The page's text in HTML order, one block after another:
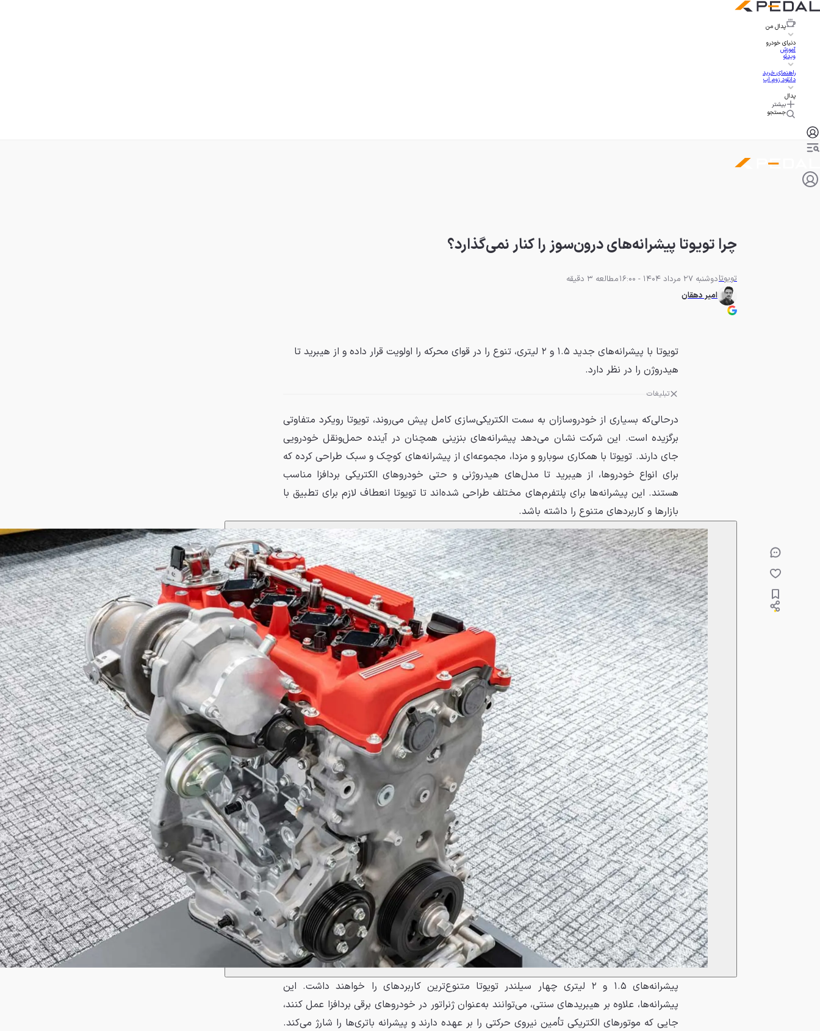
پدال من
دنیای خودرو
آموزش
ویدئو
راهنمای خرید
دانلود زوم اپ
پدال
بیشتر
جستجو
چرا تویوتا پیشرانه‌های درون‌سوز را کنار نمی‌گذارد؟
تویوتادوشنبه 27 مرداد 1404 - 16:00
مطالعه 3 دقیقه
امیر دهقان
تویوتا با پیشرانه‌های جدید ۱.۵ و ۲ لیتری، تنوع را در قوای محرکه را اولویت قرار داده و از هیبرید تا
هیدروژن را در نظر دارد.
تبلیغات
درحالی‌که بسیاری از خودروسازان به سمت الکتریکی‌سازی کامل پیش می‌روند، تویوتا رویکرد متفاوتی
برگزیده است. این شرکت نشان می‌دهد پیشرانه‌های بنزینی همچنان در آینده حمل‌ونقل خودرویی
جای دارند. تویوتا با همکاری سوبارو و مزدا، مجموعه‌ای از پیشرانه‌های کوچک و سبک طراحی کرده که
برای انواع خودروها، از هیبرید تا مدل‌های هیدروژنی و حتی خودروهای الکتریکی بردافزا مناسب
هستند. این پیشرانه‌ها برای پلتفرم‌های مختلف طراحی شده‌اند تا تویوتا انعطاف لازم برای تطبیق با
بازارها و کاربردهای متنوع را داشته باشد.
پیشرانه‌های ۱.۵ و ۲ لیتری چهار سیلندر تویوتا متنوع‌ترین کاربردهای را خواهند داشت. این
پیشرانه‌ها، علاوه بر هیبریدهای سنتی، می‌توانند به‌عنوان ژنراتور در خودروهای برقی بردافزا عمل کنند،
جایی که موتورهای الکتریکی تأمین نیروی حرکتی را بر عهده دارند و پیشرانه باتری‌ها را شارژ می‌کند.